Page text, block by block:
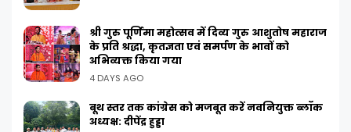
श्री गुरु पूर्णिमा महोत्सव में दिव्य गुरु आशुतोष महाराज
के प्रति श्रद्धा, कृतज्ञता एवं समर्पण के भावों को
अभिव्यक्त किया गया
4 DAYS AGO
बूथ स्तर तक कांग्रेस को मजबूत करें नवनियुक्त ब्लॉक
अध्यक्ष: दीपेंद्र हुड्डा